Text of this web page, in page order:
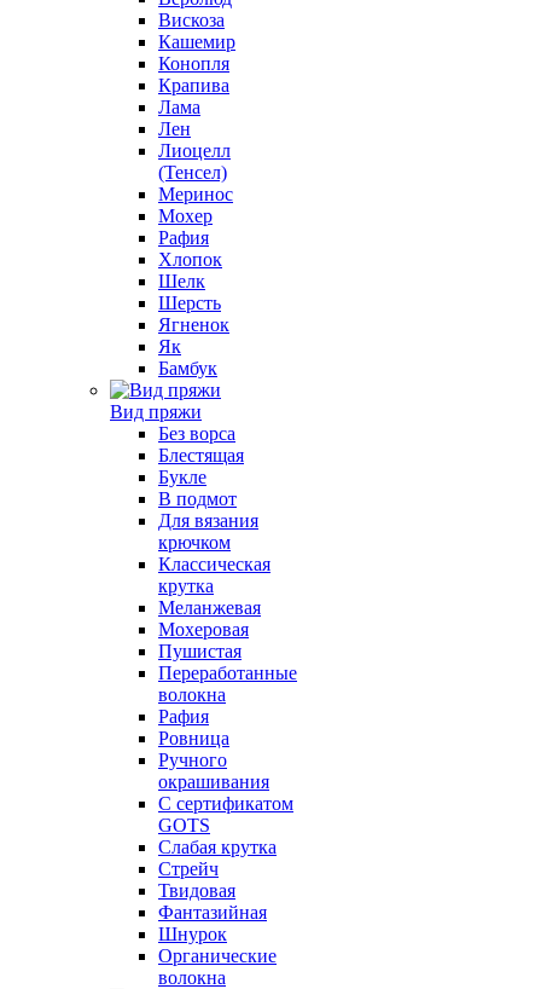
Вискоза
Кашемир
Конопля
Крапива
Лама
Лен
Лиоцелл
(Тенсел)
Меринос
Мохер
Рафия
Хлопок
Шелк
Шерсть
Ягненок
Як
Бамбук
Вид пряжи
Без ворса
Блестящая
Букле
В подмот
Для вязания
крючком
Классическая
крутка
Меланжевая
Мохеровая
Пушистая
Переработанные
волокна
Рафия
Ровница
Ручного
окрашивания
С сертификатом
GOTS
Слабая крутка
Стрейч
Твидовая
Фантазийная
Шнурок
Органические
волокна